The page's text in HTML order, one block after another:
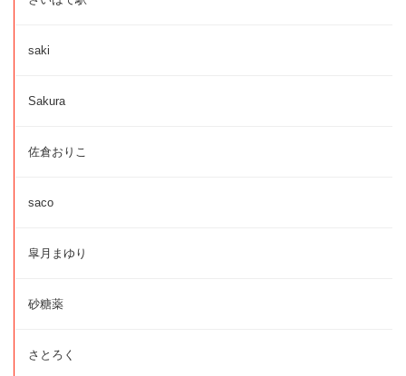
saki
Sakura
佐倉おりこ
saco
皐月まゆり
砂糖薬
さとろく